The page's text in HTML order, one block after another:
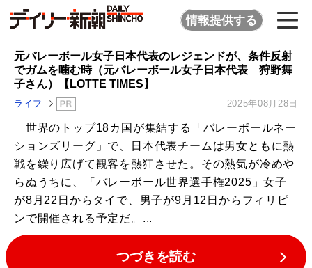
情報提供する
元バレーボール女子日本代表のレジェンドが、条件反射
でガムを噛む時（元バレーボール女子日本代表 狩野舞
子さん）【LOTTE TIMES】
ライフ 2025年08月28日
世界のトップ18カ国が集結する「バレーボールネー
ションズリーグ」で、日本代表チームは男女ともに熱
戦を繰り広げて観客を熱狂させた。その熱気が冷めや
らぬうちに、「バレーボール世界選手権2025」女子
が8月22日からタイで、男子が9月12日からフィリピ
ンで開催される予定だ。...
つづきを読む